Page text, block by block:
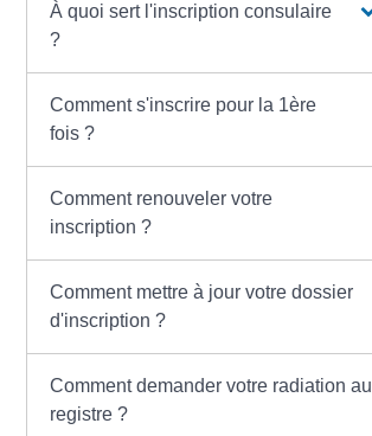
À quoi sert l'inscription consulaire
?
Comment s'inscrire pour la 1ère
fois ?
Comment renouveler votre
inscription ?
Comment mettre à jour votre dossier
d'inscription ?
Comment demander votre radiation au
registre ?